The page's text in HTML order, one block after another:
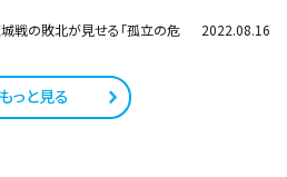
戦の敗北が見せる「孤立の危
2022.08.16
もっと見る